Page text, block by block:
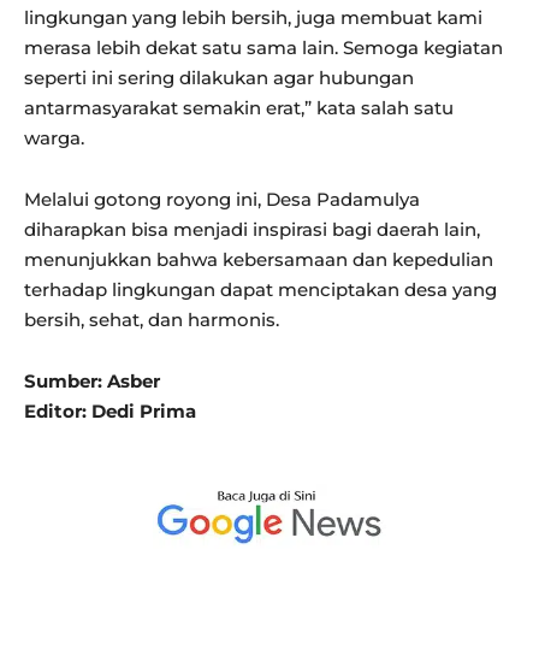
lingkungan yang lebih bersih, juga membuat kami
merasa lebih dekat satu sama lain. Semoga kegiatan
seperti ini sering dilakukan agar hubungan
antarmasyarakat semakin erat,” kata salah satu
warga.
Melalui gotong royong ini, Desa Padamulya
diharapkan bisa menjadi inspirasi bagi daerah lain,
menunjukkan bahwa kebersamaan dan kepedulian
terhadap lingkungan dapat menciptakan desa yang
bersih, sehat, dan harmonis.
Sumber: Asber
Editor: Dedi Prima